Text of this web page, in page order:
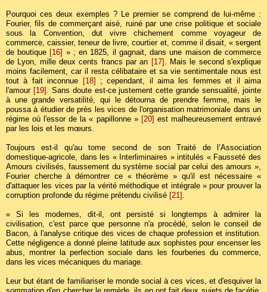
Pourquoi ces deux exemples ? Le premier se comprend de lui-même :
Fourier, fils de commerçant aisé, ruiné par une crise politique et sociale
sous la Convention, dut vivre chichement comme voyageur de
commerce, caissier, teneur de livre, courtier et, comme il disait, « sergent
de boutique [16] » ; en 1825, il gagnait, dans une maison de commerce
de Lyon, mille deux cents francs par an [17] . Mais le second s'explique
moins facilement, car il resta célibataire et sa vie sentimentale nous est
tout à fait inconnue
[18]
; cependant, il aima les femmes et il aima
l'amour [19] . Sans doute est-ce justement cette grande sensualité, jointe
à une grande versatilité, qui le détourna de prendre femme, mais le
poussa à étudier de près les vices de l'organisation matrimoniale dans un
régime où l'essor de la « papillonne » [20] est malheureusement entravé
par les lois et les mœurs.
Toujours est-il qu'au tome second de son Traité de l’Association
domestique-agricole, dans les « Interliminaires » intitulés « Fausseté des
Amours civilisés, faussement du système social par celui des amours »,
Fourier cherche à démontrer ce « théorème » qu'il est nécessaire «
d'attaquer les vices par la vérité méthodique et intégrale » pour prouver la
corruption profonde du régime prétendu civilisé [21] .
« Si les modernes, dit-il, ont persisté si longtemps à admirer la
civilisation, c'est parce que personne n'a procédé, selon le conseil de
Bacon, à l'analyse critique des vices de chaque profession et institution.
Cette négligence a donné pleine latitude aux sophistes pour encenser les
abus, montrer la perfection sociale dans les fourberies du commerce,
dans les vices mécaniques du mariage.
Leur but étant de familiariser le monde social à ces vices, et d'esquiver la